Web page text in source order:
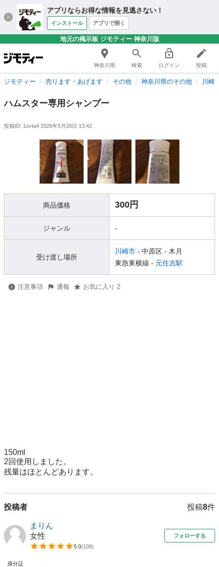
アプリならお得な情報を見逃さない！
インストール アプリで開く
地元の掲示板 ジモティー 神奈川版
神奈川県 検索 ログイン 投稿
ジモティー 売ります・あげます その他 神奈川県のその他 川崎
ハムスター専用シャンプー
投稿ID: 1ovta4 2026年5月20日 13:42
商品価格 300円
ジャンル -
受け渡し場所
川崎市 - 中原区 - 木月
東急東横線 - 元住吉駅
注意事項 通報 お気に入り 2
150ml
2回使用しました。
残量はほとんどあります。
投稿者 投稿8件
まりん
女性
5.0(108)
フォローする
身分証